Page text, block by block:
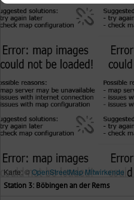
Karte: ©OpenStreetMap Mitwirkende
Station 3: Böbingen an der Rems